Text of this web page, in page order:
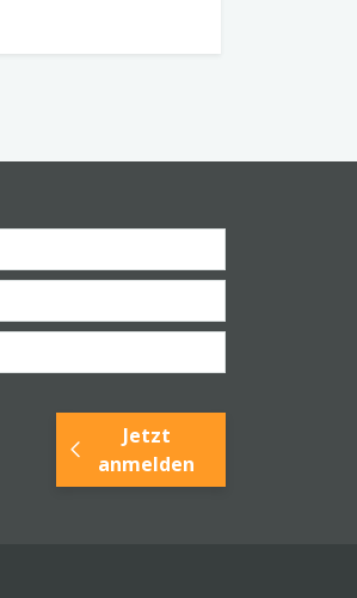
Jetzt
anmelden